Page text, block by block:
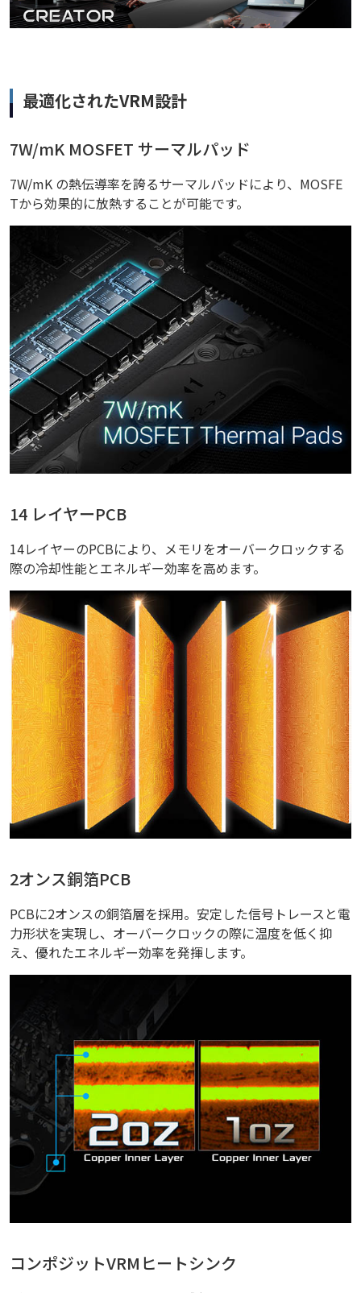
最適化されたVRM設計
7W/mK MOSFET サーマルパッド
7W/mK の熱伝導率を誇るサーマルパッドにより、MOSFE
Tから効果的に放熱することが可能です。
14 レイヤーPCB
14レイヤーのPCBにより、メモリをオーバークロックする
際の冷却性能とエネルギー効率を高めます。
2オンス銅箔PCB
PCBに2オンスの銅箔層を採用。安定した信号トレースと電
力形状を実現し、オーバークロックの際に温度を低く抑
え、優れたエネルギー効率を発揮します。
コンポジットVRMヒートシンク